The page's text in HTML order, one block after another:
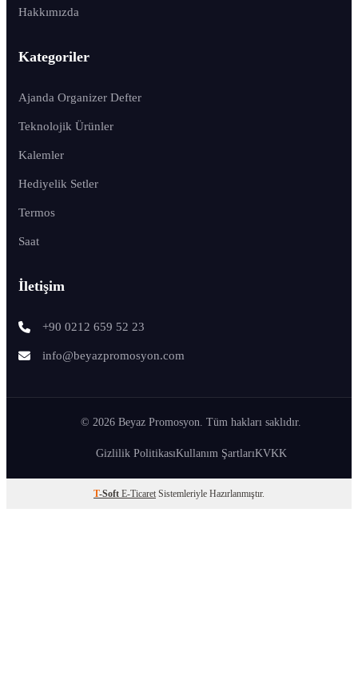
Hakkımızda
Kategoriler
Ajanda Organizer Defter
Teknolojik Ürünler
Kalemler
Hediyelik Setler
Termos
Saat
İletişim
+90 0212 659 52 23
info@beyazpromosyon.com
© 2026 Beyaz Promosyon. Tüm hakları saklıdır.
Gizlilik PolitikasıKullanım ŞartlarıKVKK
T-Soft E-Ticaret Sistemleriyle Hazırlanmıştır.